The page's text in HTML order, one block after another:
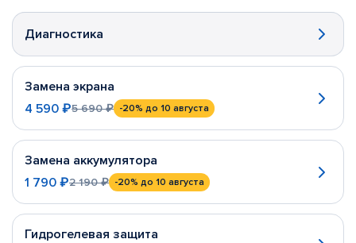
Диагностика
Замена экрана
4 590 ₽5 690 ₽ -20% до 10 августа
Замена аккумулятора
1 790 ₽2 190 ₽ -20% до 10 августа
Гидрогелевая защита